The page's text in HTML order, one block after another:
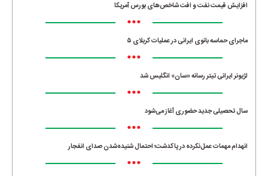
افزایش قیمت نفت و افت شاخص‌های بورس آمریکا
•••
ماجرای حماسه‌ بانوی ایرانی در عملیات کربلای ۵
•••
لژیونر ایرانی تیتر رسانه «سان» انگلیس شد
•••
سال تحصیلی جدید حضوری آغاز می‌شود
•••
انهدام مهمات عمل‌نکرده در پاکدشت؛ احتمال شنیده‌شدن صدای انفجار
•••